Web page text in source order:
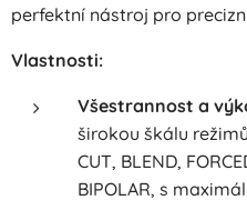
perfektní nástroj pro
Vlastnosti:
Všestrannost a
širokou škálu
CUT, BLEND,
BIPOLAR, s